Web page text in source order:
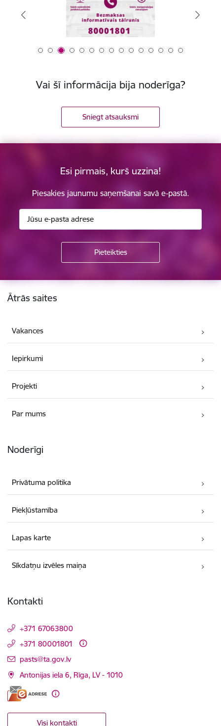
Vai šī informācija bija noderīga?
Sniegt atsauksmi
Esi pirmais, kurš uzzina!
Piesakies jaunumu saņemšanai savā e-pastā.
Kājene
Ātrās saites
Vakances
Iepirkumi
Projekti
Par mums
Noderīgi
Privātuma politika
Piekļūstamība
Lapas karte
Sīkdatņu izvēles maiņa
Kontakti
+371 67063800
+371 80001801
E-pasts:
pasts@ta.gov.lv
Antonijas iela 6, Rīga, LV - 1010
Visi kontakti